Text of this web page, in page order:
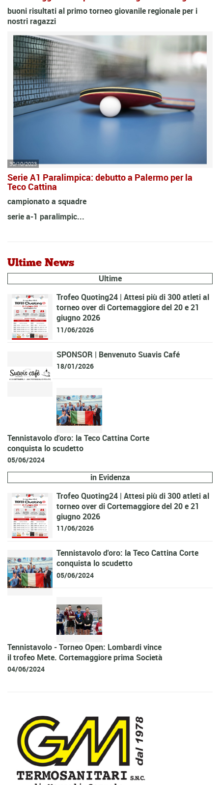
buoni risultati al primo torneo giovanile regionale per i
nostri ragazzi
30/10/2023
Serie A1 Paralimpica: debutto a Palermo per la
Teco Cattina
campionato a squadre
serie a-1 paralimpic...
Ultime News
Ultime
Trofeo Quoting24 | Attesi più di 300 atleti al
torneo over di Cortemaggiore del 20 e 21
giugno 2026
11/06/2026
SPONSOR | Benvenuto Suavis Café
18/01/2026
Tennistavolo d'oro: la Teco Cattina Corte
conquista lo scudetto
05/06/2024
in Evidenza
Trofeo Quoting24 | Attesi più di 300 atleti al
torneo over di Cortemaggiore del 20 e 21
giugno 2026
11/06/2026
Tennistavolo d'oro: la Teco Cattina Corte
conquista lo scudetto
05/06/2024
Tennistavolo - Torneo Open: Lombardi vince
il trofeo Mete. Cortemaggiore prima Società
04/06/2024